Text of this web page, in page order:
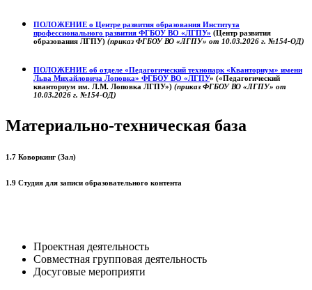
ПОЛОЖЕНИЕ о Центре развития образования Института
профессионального развития ФГБОУ ВО «ЛГПУ» (Центр развития
образования ЛГПУ) (приказ ФГБОУ ВО «ЛГПУ» от 10.03.2026 г. №154-ОД)
ПОЛОЖЕНИЕ об отделе «Педагогический технопарк «Кванториум» имени
Льва Михайловича Лоповка» ФГБОУ ВО «ЛГПУ» («Педагогический
кванториум им. Л.М. Лоповка ЛГПУ») (приказ ФГБОУ ВО «ЛГПУ» от
10.03.2026 г. №154-ОД)
Материально-техническая база
1.7 Коворкинг (Зал)
1.9 Студия для записи образовательного контента
Проектная деятельность
Совместная групповая деятельность
Досуговые мероприяти